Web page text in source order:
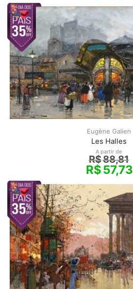
Eugène Galien
Les Halles
A partir de
R$88,81
R$57,73